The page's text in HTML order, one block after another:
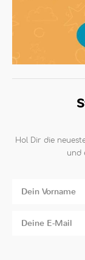
Hol Dir die
und